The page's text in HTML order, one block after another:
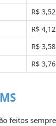
R$
R$
R$
R$
feitos